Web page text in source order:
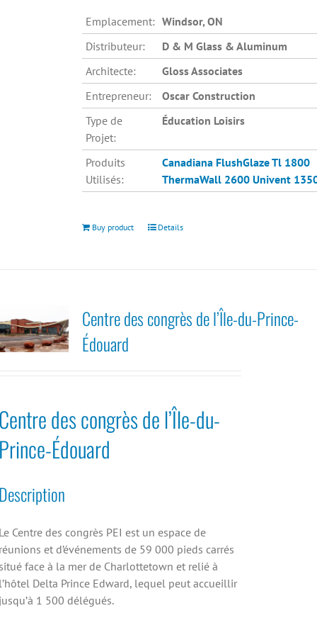
Emplacement: Windsor, ON
Distributeur:
D & M Glass & Aluminum
Architecte:
Gloss Associates
Entrepreneur:
Oscar Construction
Type de
Projet:
Éducation Loisirs
Produits
Utilisés:
Canadiana FlushGlaze Tl 1800
ThermaWall 2600 Univent
Buy product Details
Centre des congrès de l’Île-du-Prince-
Édouard
des congrès de l’Île-du-
Édouard
Centre des congrès PEI est un espace de
et d’événements de 59 000 pieds carrés
face à la mer de Charlottetown et relié à
Delta Prince Edward, lequel peut accueillir
1 500 délégués.